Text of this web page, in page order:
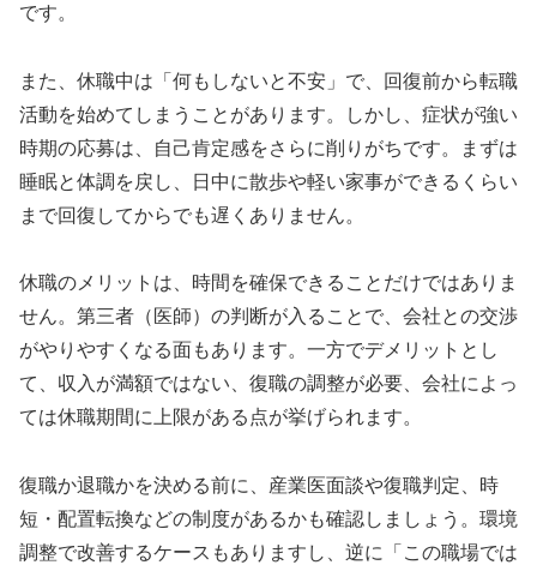
です。
また、休職中は「何もしないと不安」で、回復前から転職
活動を始めてしまうことがあります。しかし、症状が強い
時期の応募は、自己肯定感をさらに削りがちです。まずは
睡眠と体調を戻し、日中に散歩や軽い家事ができるくらい
まで回復してからでも遅くありません。
休職のメリットは、時間を確保できることだけではありま
せん。第三者（医師）の判断が入ることで、会社との交渉
がやりやすくなる面もあります。一方でデメリットとし
て、収入が満額ではない、復職の調整が必要、会社によっ
ては休職期間に上限がある点が挙げられます。
復職か退職かを決める前に、産業医面談や復職判定、時
短・配置転換などの制度があるかも確認しましょう。環境
調整で改善するケースもありますし、逆に「この職場では